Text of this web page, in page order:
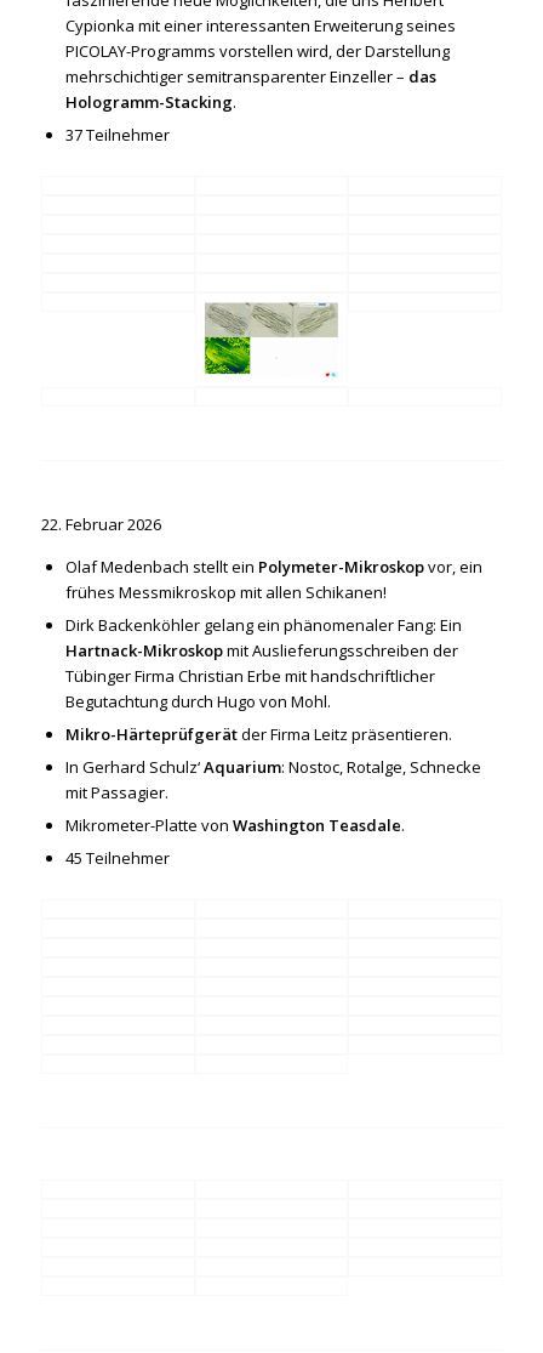
Cypionka mit einer interessanten Erweiterung seines
PICOLAY-Programms vorstellen wird, der Darstellung
mehrschichtiger semitransparenter Einzeller – das
Hologramm-Stacking.
37 Teilnehmer
22. Februar 2026
Olaf Medenbach stellt ein Polymeter-Mikroskopvor, ein
frühes Messmikroskop mit allen Schikanen!
Dirk Backenköhler gelang ein phänomenaler Fang: Ein
Hartnack-Mikroskopmit Auslieferungsschreiben der
Tübinger Firma Christian Erbe mit handschriftlicher
Begutachtung durch Hugo von Mohl.
Mikro-Härteprüfgerätder Firma Leitz präsentieren.
In Gerhard Schulz‘Aquarium: Nostoc, Rotalge, Schnecke
mit Passagier.
Mikrometer-Platte von Washington Teasdale.
45 Teilnehmer